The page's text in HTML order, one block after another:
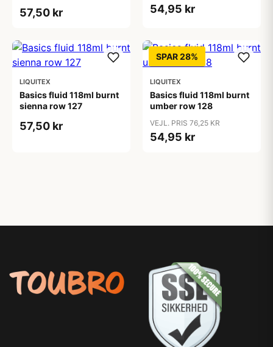
57,50 kr 54,95 kr
LIQUITEX
Basics fluid 118ml burnt
sienna row 127
57,50 kr
SPAR 28%
LIQUITEX
Basics fluid 118ml burnt
umber row 128
VEJL. PRIS 76,25 KR
54,95 kr